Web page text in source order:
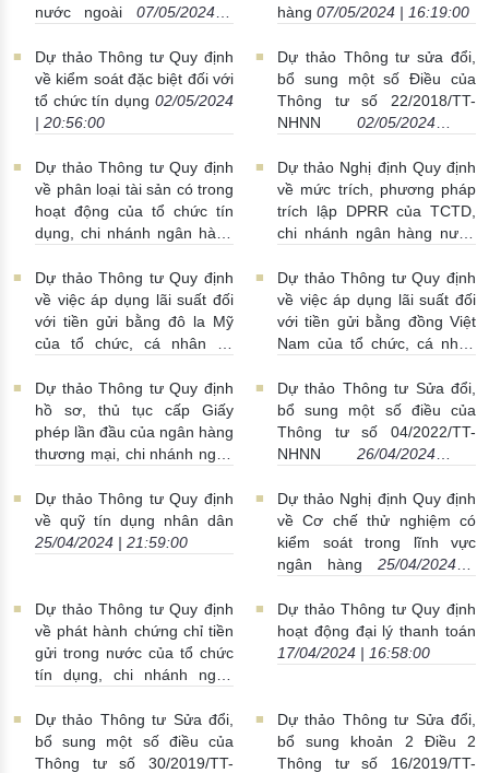
nước ngoài
07/05/2024 |
hàng 07/05/2024 | 16:19:00
Dự thảo Thông tư Quy định
về kiểm soát đặc biệt đối với
tổ chức tín dụng 02/05/2024
| 20:56:00
Dự thảo Thông tư sửa đổi,
bổ sung một số Điều của
Thông tư số 22/2018/TT-
NHNN
02/05/2024 |
Dự thảo Thông tư Quy định
về phân loại tài sản có trong
hoạt động của tổ chức tín
dụng, chi nhánh ngân hàng
17:52:00
Dự thảo Nghị định Quy định
về mức trích, phương pháp
trích lập DPRR của TCTD,
chi nhánh ngân hàng nước
Dự thảo Thông tư Quy định
về việc áp dụng lãi suất đối
với tiền gửi bằng đô la Mỹ
của tổ chức, cá nhân tại
nước ngoài
26/04/2024 |
20:51:00
Dự thảo Thông tư Quy định
về việc áp dụng lãi suất đối
với tiền gửi bằng đồng Việt
Nam của tổ chức, cá nhân
nhánh ngân hàng nước
ngoài 26/04/2024 | 16:25:00
Dự thảo Thông tư Quy định
hồ sơ, thủ tục cấp Giấy
phép lần đầu của ngân hàng
thương mại, chi nhánh ngân
phòng đại diện nước ngoài
26/04/2024 | 16:14:00
Dự thảo Thông tư Sửa đổi,
bổ sung một số điều của
Thông tư số 04/2022/TT-
NHNN
26/04/2024 |
Dự thảo Thông tư Quy định
về quỹ tín dụng nhân dân
25/04/2024 | 21:59:00
Dự thảo Nghị định Quy định
về Cơ chế thử nghiệm có
kiểm soát trong lĩnh vực
ngân hàng
25/04/2024 |
Dự thảo Thông tư Quy định
về phát hành chứng chỉ tiền
gửi trong nước của tổ chức
tín dụng, chi nhánh ngân
25/04/2024 | 20:52:00
Dự thảo Thông tư Quy định
hoạt động đại lý thanh toán
17/04/2024 | 16:58:00
Dự thảo Thông tư Sửa đổi,
bổ sung một số điều của
Thông tư số 30/2019/TT-
Dự thảo Thông tư Sửa đổi,
bổ sung khoản 2 Điều 2
Thông tư số 16/2019/TT-